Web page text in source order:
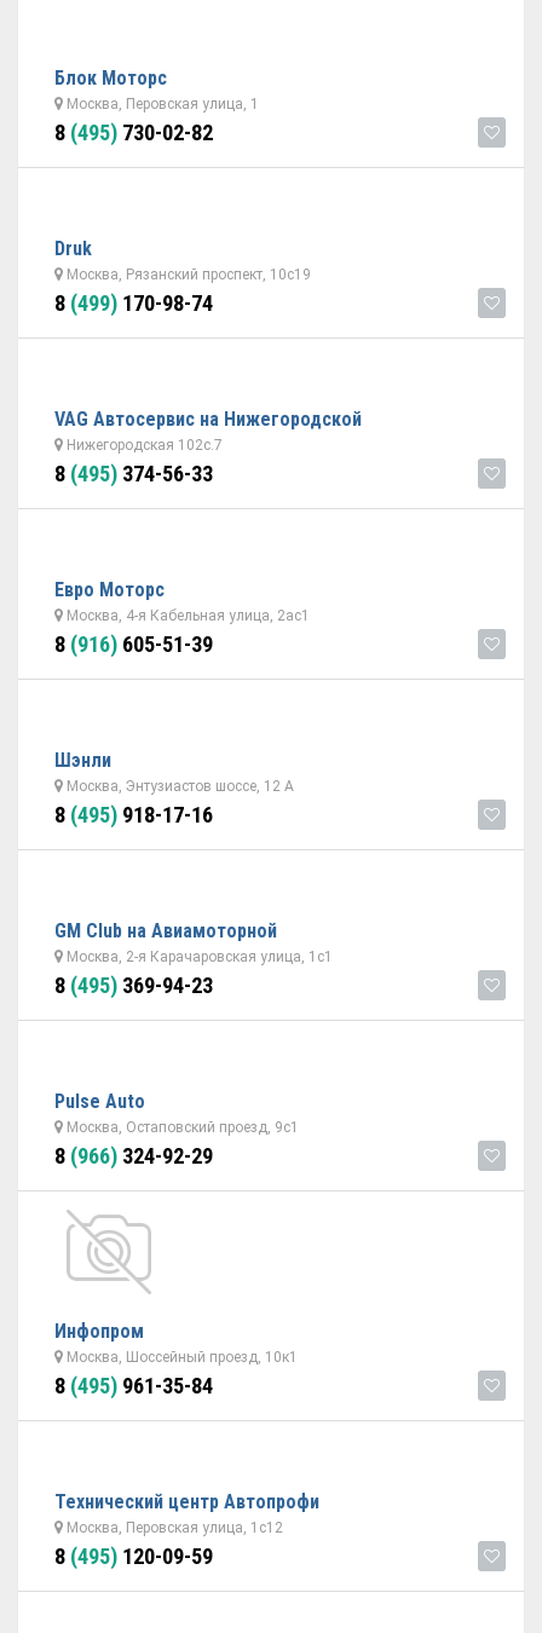
Блок Моторс
Москва, Перовская улица, 1
8 (495) 730-02-82
Druk
Москва, Рязанский проспект, 10с19
8 (499) 170-98-74
VAG Автосервис на Нижегородской
Нижегородская 102с.7
8 (495) 374-56-33
Евро Моторс
Москва, 4-я Кабельная улица, 2ас1
8 (916) 605-51-39
Шэнли
Москва, Энтузиастов шоссе, 12 А
8 (495) 918-17-16
GM Club на Авиамоторной
Москва, 2-я Карачаровская улица, 1с1
8 (495) 369-94-23
Pulse Auto
Москва, Остаповский проезд, 9с1
8 (966) 324-92-29
Инфопром
Москва, Шоссейный проезд, 10к1
8 (495) 961-35-84
Технический центр Автопрофи
Москва, Перовская улица, 1с12
8 (495) 120-09-59